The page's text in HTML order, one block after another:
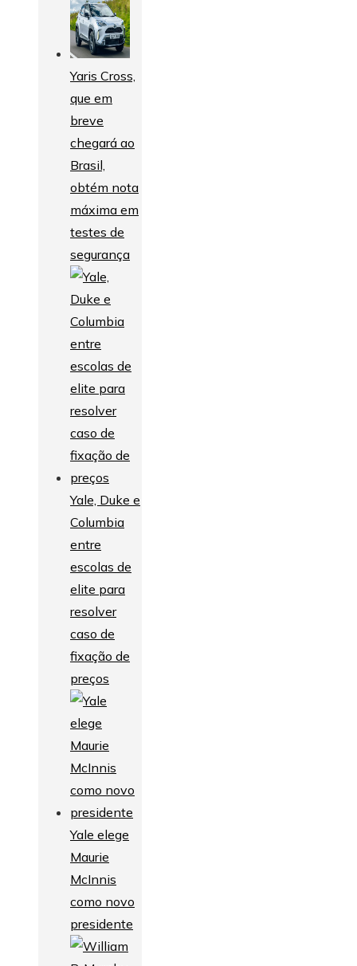
Yaris Cross,
que em
breve
chegará ao
Brasil,
obtém nota
máxima em
testes de
segurança
Yale, Duke e
Columbia
entre
escolas de
elite para
resolver
caso de
fixação de
preços
Yale elege
Maurie
McInnis
como novo
presidente